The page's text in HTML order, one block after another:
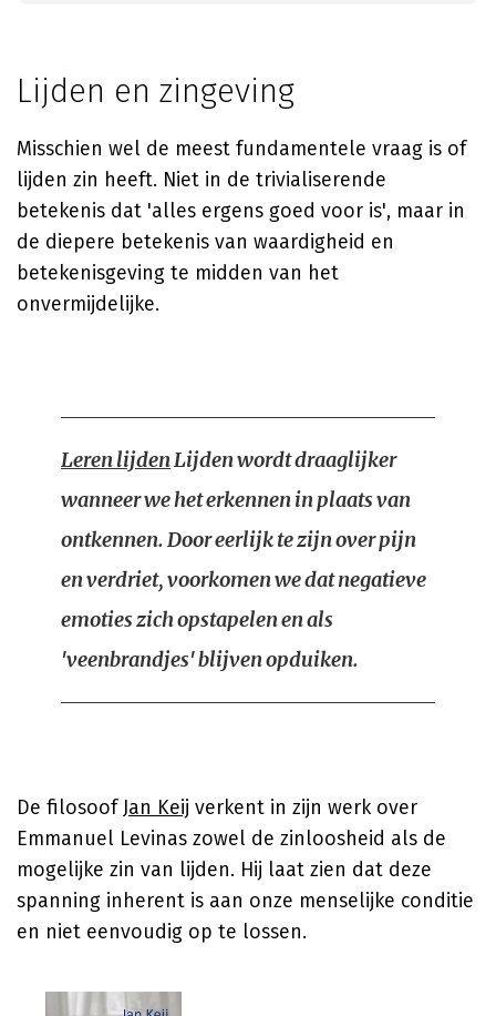
Lijden en zingeving
Misschien wel de meest fundamentele vraag is of
lijden zin heeft. Niet in de trivialiserende
betekenis dat 'alles ergens goed voor is', maar in
de diepere betekenis van waardigheid en
betekenisgeving te midden van het
onvermijdelijke.
Leren lijdenLijden wordt draaglijker
wanneer we het erkennen in plaats van
ontkennen. Door eerlijk te zijn over pijn
en verdriet, voorkomen we dat negatieve
emoties zich opstapelen en als
'veenbrandjes' blijven opduiken.
De filosoof Jan Keij verkent in zijn werk over
Emmanuel Levinas zowel de zinloosheid als de
mogelijke zin van lijden. Hij laat zien dat deze
spanning inherent is aan onze menselijke conditie
en niet eenvoudig op te lossen.